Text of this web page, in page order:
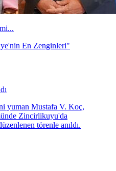
En Zenginleri"
yuman Mustafa V. Koç,
Zincirlikuyu'da
törenle anıldı.